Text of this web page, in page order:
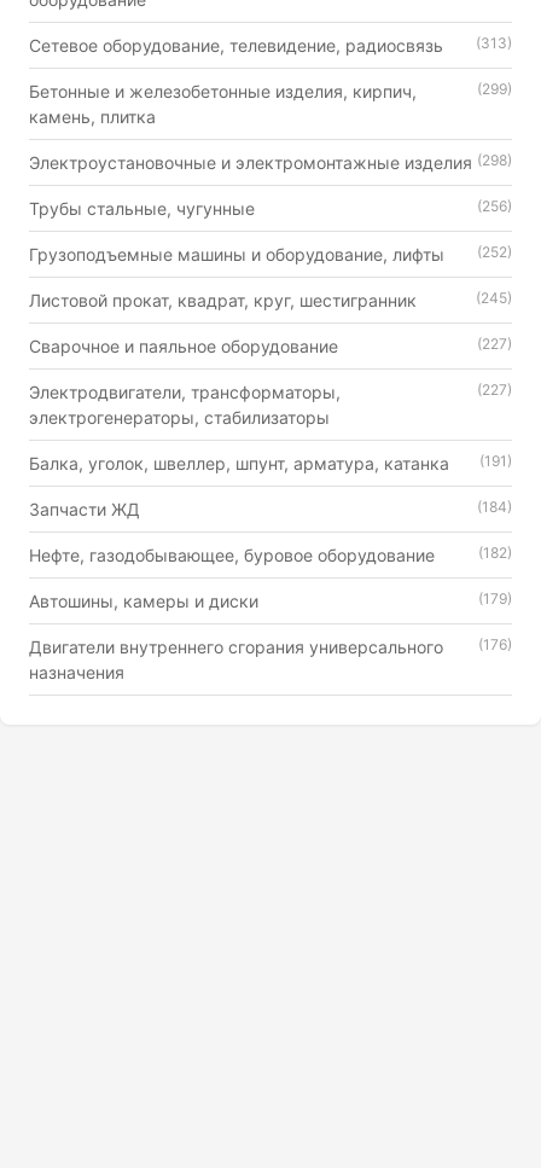
Сетевое оборудование, телевидение, радиосвязь (313)
Бетонные и железобетонные изделия, кирпич,
камень, плитка
(299)
Электроустановочные и электромонтажные изделия (298)
Трубы стальные, чугунные (256)
Грузоподъемные машины и оборудование, лифты (252)
Листовой прокат, квадрат, круг, шестигранник (245)
Сварочное и паяльное оборудование (227)
Электродвигатели, трансформаторы,
электрогенераторы, стабилизаторы
(227)
Балка, уголок, швеллер, шпунт, арматура, катанка (191)
Запчасти ЖД (184)
Нефте, газодобывающее, буровое оборудование (182)
Автошины, камеры и диски (179)
Двигатели внутреннего сгорания универсального
назначения
(176)